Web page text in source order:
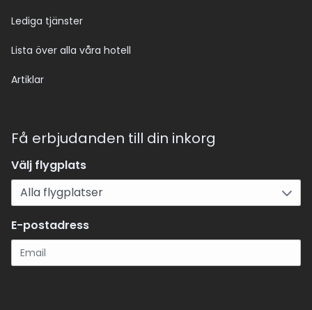
Lediga tjänster
Lista över alla våra hotell
Artiklar
Få erbjudanden till din inkorg
Välj flygplats
E-postadress